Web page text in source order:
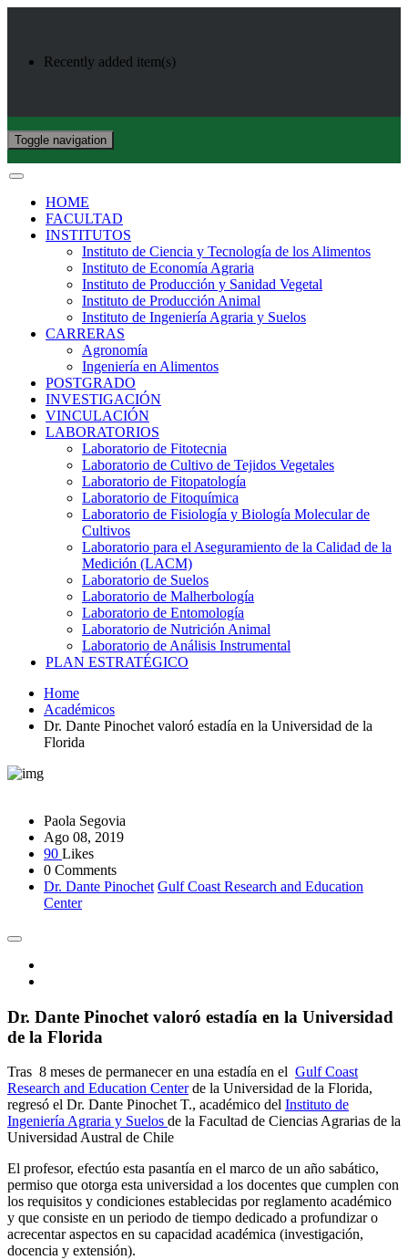
Recently added item(s)
Toggle navigation
HOME
FACULTAD
INSTITUTOS
Instituto de Ciencia y Tecnología de los Alimentos
Instituto de Economía Agraria
Instituto de Producción y Sanidad Vegetal
Instituto de Producción Animal
Instituto de Ingeniería Agraria y Suelos
CARRERAS
Agronomía
Ingeniería en Alimentos
POSTGRADO
INVESTIGACIÓN
VINCULACIÓN
LABORATORIOS
Laboratorio de Fitotecnia
Laboratorio de Cultivo de Tejidos Vegetales
Laboratorio de Fitopatología
Laboratorio de Fitoquímica
Laboratorio de Fisiología y Biología Molecular de
Cultivos
Laboratorio para el Aseguramiento de la Calidad de la
Medición (LACM)
Laboratorio de Suelos
Laboratorio de Malherbología
Laboratorio de Entomología
Laboratorio de Nutrición Animal
Laboratorio de Análisis Instrumental
PLAN ESTRATÉGICO
Home
Académicos
Dr. Dante Pinochet valoró estadía en la Universidad de la
Florida
Paola Segovia
Ago 08, 2019
90 Likes
0 Comments
Dr. Dante Pinochet Gulf Coast Research and Education
Center
Dr. Dante Pinochet valoró estadía en la Universidad
de la Florida
Tras 8 meses de permanecer en una estadía en el Gulf Coast
Research and Education Centerde la Universidad de la Florida,
regresó el Dr. Dante Pinochet T., académico del Instituto de
Ingeniería Agraria y Suelos de la Facultad de Ciencias Agrarias de la
Universidad Austral de Chile
El profesor, efectúo esta pasantía en el marco de un año sabático,
permiso que otorga esta universidad a los docentes que cumplen con
los requisitos y condiciones establecidas por reglamento académico
y que consiste en un periodo de tiempo dedicado a profundizar o
acrecentar aspectos en su capacidad académica (investigación,
docencia y extensión).